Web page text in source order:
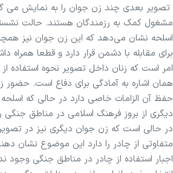
تصویر بعدی چند زن جوان را به نمایش می
مشغول کمک به رزمندگان هستند. حالت
اسلحه نشان می‌دهد که این زن جوان نیز
برای مقابله با دشمن قرار دارد و قطعا همراه
امر است که زنان داخل تصویر نحوه استفاده از
همان اشاره به آمادگی برای دفاع است. حضور
حفظ آن الزامات خاصی دارد در حالی که اسلحه
دیگری از بروز فرهنگ اسلامی در مناطق جنگی
در حالی است که زن جوان دیگری نیز در
متفاوتی از چادر را دارد این موضوع نشان
اجبار استفاده از چادر در مناطق جنگی وجود